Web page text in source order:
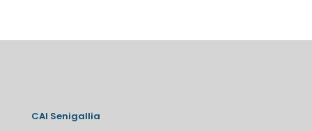
CAI Senigallia